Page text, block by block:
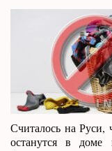
Считалось на Руси,
останутся в доме